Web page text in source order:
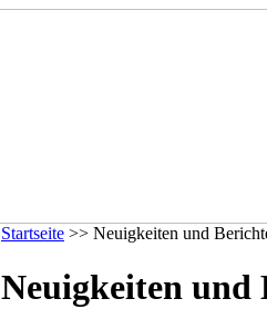
Startseite >> Neuigkeiten und
Neuigkeiten und